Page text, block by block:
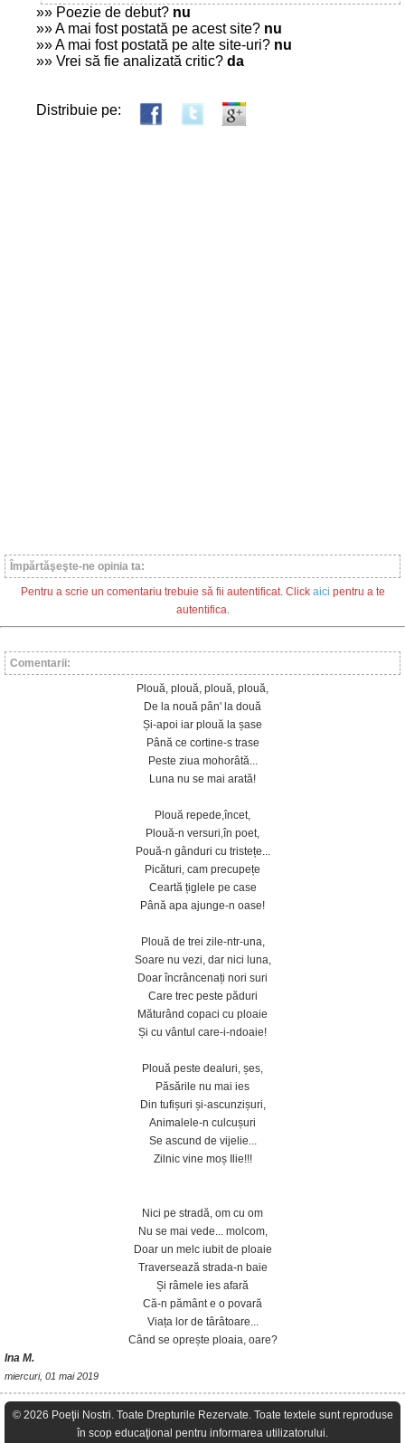
»» Poezie de debut? nu
»» A mai fost postată pe acest site? nu
»» A mai fost postată pe alte site-uri? nu
»» Vrei să fie analizată critic? da
Distribuie pe:
Împărtăşeşte-ne opinia ta:
Pentru a scrie un comentariu trebuie să fii autentificat. Click aici pentru a te
autentifica.
Comentarii:
Plouă, plouă, plouă, plouă,
De la nouă pân' la două
Și-apoi iar plouă la șase
Până ce cortine-s trase
Peste ziua mohorâtă...
Luna nu se mai arată!
Plouă repede,încet,
Plouă-n versuri,în poet,
Pouă-n gânduri cu tristețe...
Picături, cam precupețe
Ceartă țiglele pe case
Până apa ajunge-n oase!
Plouă de trei zile-ntr-una,
Soare nu vezi, dar nici luna,
Doar încrâncenați nori suri
Care trec peste păduri
Măturând copaci cu ploaie
Și cu vântul care-i-ndoaie!
Plouă peste dealuri, șes,
Păsările nu mai ies
Din tufișuri și-ascunzișuri,
Animalele-n culcușuri
Se ascund de vijelie...
Zilnic vine moș Ilie!!!
Nici pe stradă, om cu om
Nu se mai vede... molcom,
Doar un melc iubit de ploaie
Traversează strada-n baie
Și râmele ies afară
Că-n pământ e o povară
Viața lor de târâtoare...
Când se oprește ploaia, oare?
Ina M.
miercuri, 01 mai 2019
© 2026 Poeţii Nostri. Toate Drepturile Rezervate. Toate textele sunt reproduse
în scop educaţional pentru informarea utilizatorului.